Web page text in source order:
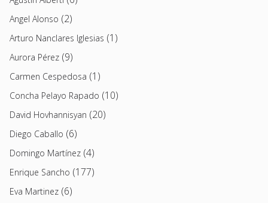
Angel Alonso (2)
Arturo Nanclares Iglesias (1)
Aurora Pérez (9)
Carmen Cespedosa (1)
Concha Pelayo Rapado (10)
David Hovhannisyan (20)
Diego Caballo (6)
Domingo Martínez (4)
Enrique Sancho (177)
Eva Martinez (6)